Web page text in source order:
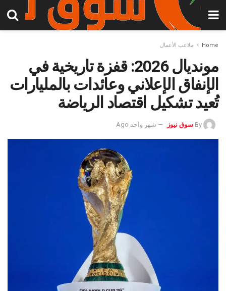
Home ملاعب الأعمال
مونديال 2026: قفزة تاريخية في
الإنفاق الإعلاني وعائدات بالمليارات
تُعيد تشكيل اقتصاد الرياضة
By سوق نيوز شهر واحد Ago